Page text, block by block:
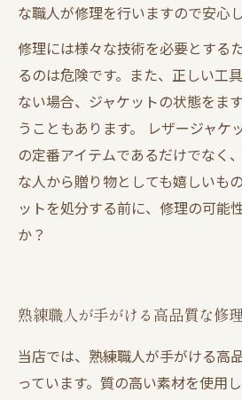
な職人が修理を行いますので安心
修理には様々な技術を必要とする
るのは危険です。また、正しい工
ない場合、ジャケットの状態をま
うこともあります。 レザージャケ
の定番アイテムであるだけでなく
な人から贈り物としても嬉しいも
ットを処分する前に、修理の可能
か？
熟練職人が手がける高品質な修理
当店では、熟練職人が手がける高
っています。質の高い素材を使用